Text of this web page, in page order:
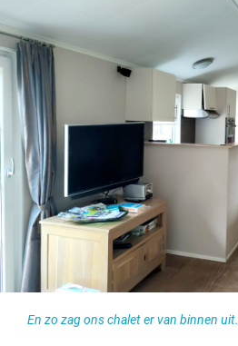
En zo zag ons chalet er van binnen uit.